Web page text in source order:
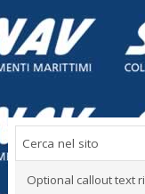
Optional callout text